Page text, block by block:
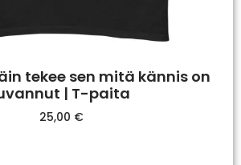
tekee sen mitä kännis on
| T-paita
25,00 €